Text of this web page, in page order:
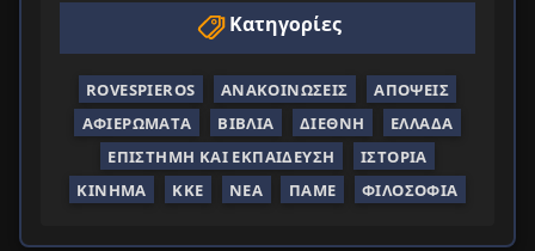
Κατηγορίες
ROVESPIEROS ΑΝΑΚΟΙΝΏΣΕΙΣ
ΑΠΌΨΕΙΣ
ΑΦΙΕΡΏΜΑΤΑ
ΒΙΒΛΊΑ ΔΙΕΘΝΉ
ΕΛΛΆΔΑ
ΕΠΙΣΤΉΜΗ ΚΑΙ ΕΚΠΑΊΔΕΥΣΗ
ΙΣΤΟΡΊΑ
ΚΊΝΗΜΑ
ΚΚΕ ΝΈΑ ΠΑΜΕ ΦΙΛΟΣΟΦΊΑ